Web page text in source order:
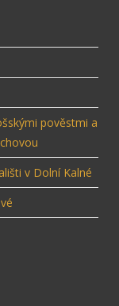
pověstmi a
v Dolní Kalné